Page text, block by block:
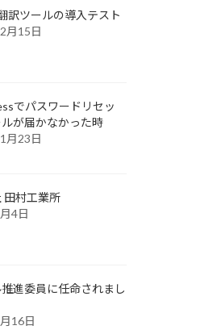
訳ツールの導入テスト
月15日
でパスワードリセッ
ルが届かなかった時
月23日
田村工業所
4日
進委員に任命されまし
16日